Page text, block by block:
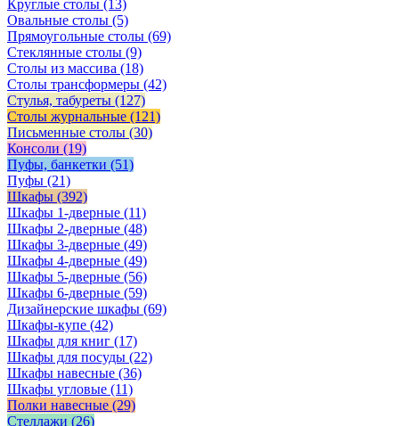
Круглые столы (13)
Овальные столы (5)
Прямоугольные столы (69)
Стеклянные столы (9)
Столы из массива (18)
Столы трансформеры (42)
Стулья, табуреты (127)
Столы журнальные (121)
Письменные столы (30)
Консоли (19)
Пуфы, банкетки (51)
Пуфы (21)
Шкафы (392)
Шкафы 1-дверные (11)
Шкафы 2-дверные (48)
Шкафы 3-дверные (49)
Шкафы 4-дверные (49)
Шкафы 5-дверные (56)
Шкафы 6-дверные (59)
Дизайнерские шкафы (69)
Шкафы-купе (42)
Шкафы для книг (17)
Шкафы для посуды (22)
Шкафы навесные (36)
Шкафы угловые (11)
Полки навесные (29)
Стеллажи (26)